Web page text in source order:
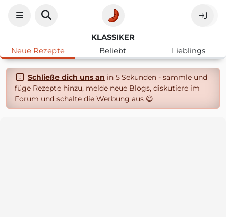
KLASSIKER
Neue Rezepte
Beliebt Lieblings
Schließe dich uns an in 5 Sekunden - sammle und
füge Rezepte hinzu, melde neue Blogs, diskutiere im
Forum und schalte die Werbung aus 😄